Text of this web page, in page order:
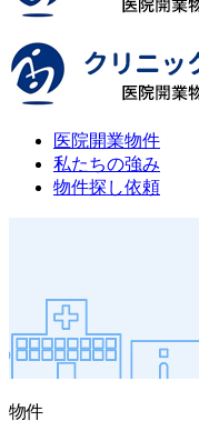
医院開業物件
私たちの強み
物件探し依頼
物件